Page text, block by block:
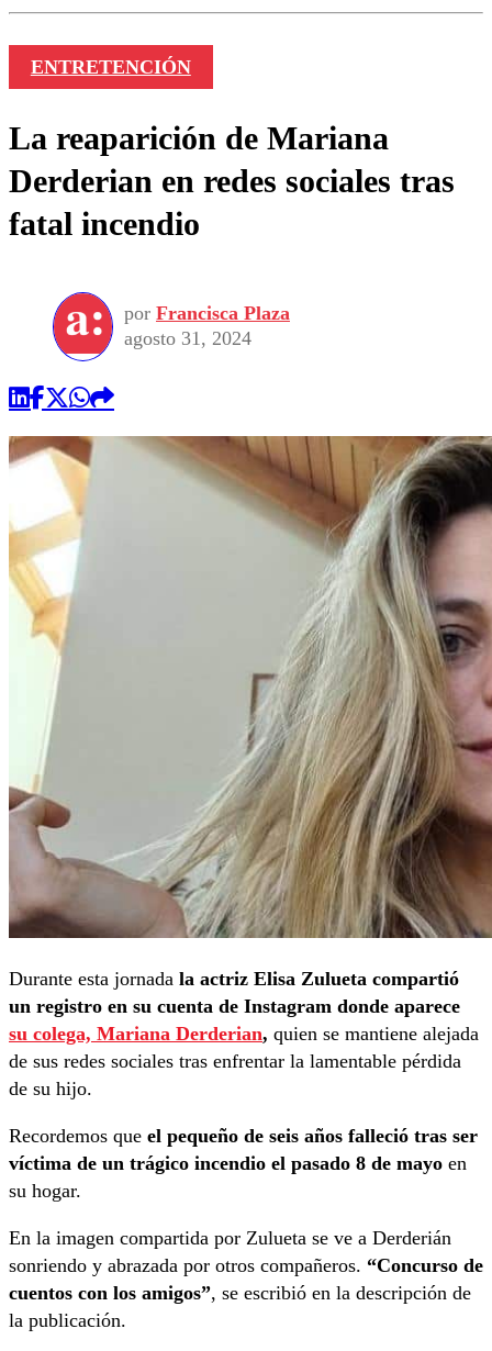
ENTRETENCIÓN
La reaparición de Mariana
Derderian en redes sociales tras
fatal incendio
por Francisca Plaza
agosto 31, 2024
Durante esta jornada la actriz Elisa Zulueta compartió
un registro en su cuenta de Instagram donde aparece
su colega, Mariana Derderian, quien se mantiene alejada
de sus redes sociales tras enfrentar la lamentable pérdida
de su hijo.
Recordemos que el pequeño de seis años falleció tras ser
víctima de un trágico incendio el pasado 8 de mayo en
su hogar.
En la imagen compartida por Zulueta se ve a Derderián
sonriendo y abrazada por otros compañeros. “Concurso de
cuentos con los amigos”, se escribió en la descripción de
la publicación.